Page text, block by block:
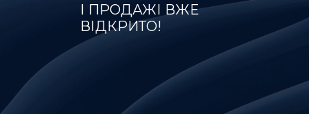
І ПРОДАЖІ ВЖЕ
ВІДКРИТО!